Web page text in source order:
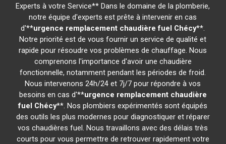
Experts à votre Service** Dans le domaine de la plomberie,
notre équipe d'experts est prête à intervenir en cas
d'**urgence remplacement chaudière fuel Chécy**.
Notre priorité est de vous fournir un service de qualité et
rapide pour résoudre vos problèmes de chauffage. Nous
comprenons l'importance d'avoir une chaudière
fonctionnelle, notamment pendant les périodes de froid.
Nous intervenons 24h/24 et 7j/7 pour répondre à vos
besoins en cas d'**urgence remplacement chaudière
fuel Chécy**. Nos plombiers expérimentés sont équipés
des outils les plus modernes pour diagnostiquer et réparer
vos chaudières fuel. Nous travaillons avec des délais très
courts pour vous permettre de retrouver rapidement votre